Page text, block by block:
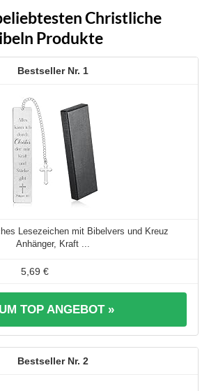
Christliche
Produkte
1
Lesezeichen mit Bibelvers und Kreuz
Anhänger, Kraft ...
5,69 €
TOP ANGEBOT »
2